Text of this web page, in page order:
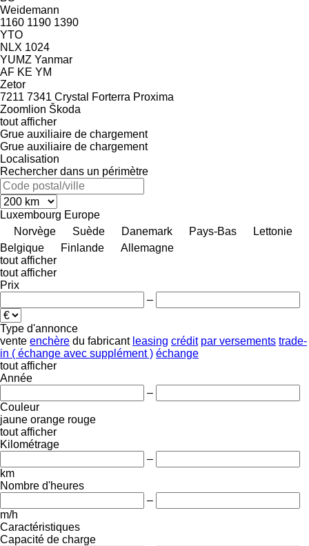
Weidemann
1160 1190 1390
YTO
NLX 1024
YUMZ Yanmar
AF KE YM
Zetor
7211 7341 Crystal Forterra Proxima
Zoomlion Škoda
tout afficher
Grue auxiliaire de chargement
Grue auxiliaire de chargement
Localisation
Rechercher dans un périmètre
Luxembourg Europe
Norvège
Suède Danemark Pays-Bas
Lettonie
Belgique
Finlande
Allemagne
tout afficher
tout afficher
Prix
–
Type d'annonce
vente enchère du fabricant leasing crédit par versements trade-
in ( échange avec supplément ) échange
tout afficher
Année
–
Couleur
jaune orange rouge
tout afficher
Kilométrage
–
km
Nombre d'heures
–
m/h
Caractéristiques
Capacité de charge